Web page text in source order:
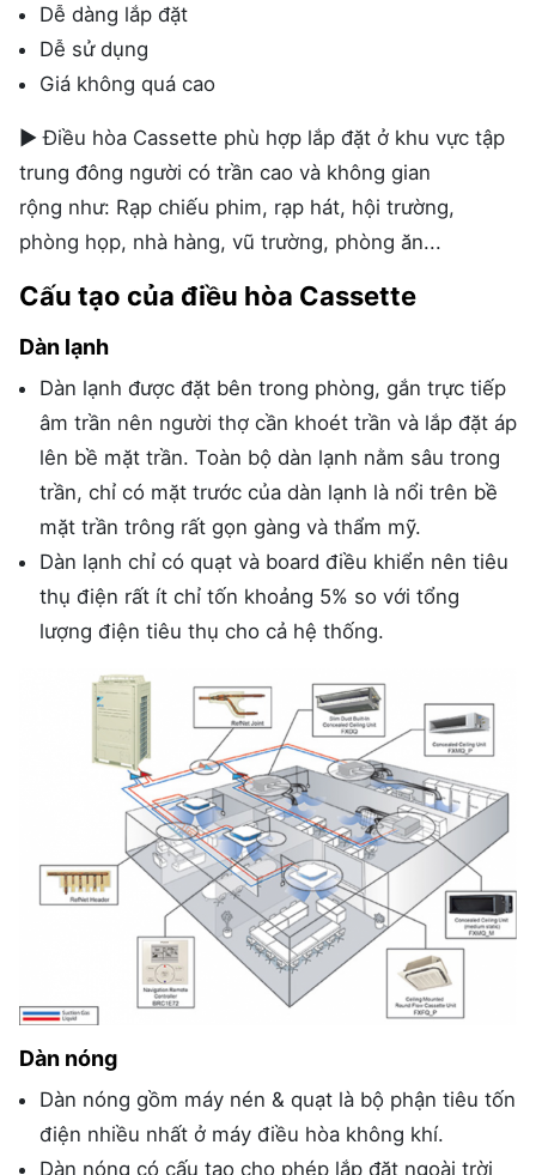
Dễ dàng lắp đặt
Dễ sử dụng
Giá không quá cao
► Điều hòa Cassette phù hợp lắp đặt ở khu vực tập
trung đông người có trần cao và không gian
rộng như: Rạp chiếu phim, rạp hát, hội trường,
phòng họp, nhà hàng, vũ trường, phòng ăn...
Cấu tạo của điều hòa Cassette
Dàn lạnh
Dàn lạnh được đặt bên trong phòng, gắn trực tiếp
âm trần nên người thợ cần khoét trần và lắp đặt áp
lên bề mặt trần. Toàn bộ dàn lạnh nằm sâu trong
trần, chỉ có mặt trước của dàn lạnh là nổi trên bề
mặt trần trông rất gọn gàng và thẩm mỹ.
Dàn lạnh chỉ có quạt và board điều khiển nên tiêu
thụ điện rất ít chỉ tốn khoảng 5% so với tổng
lượng điện tiêu thụ cho cả hệ thống.
Dàn nóng
Dàn nóng gồm máy nén & quạt là bộ phận tiêu tốn
điện nhiều nhất ở máy điều hòa không khí.
Dàn nóng có cấu tạo cho phép lắp đặt ngoài trời